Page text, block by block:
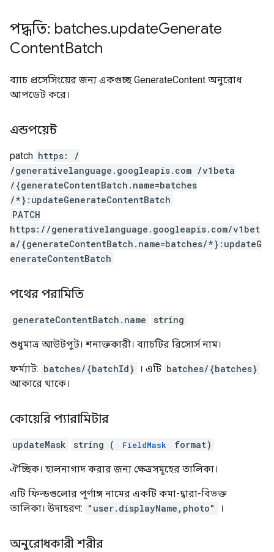
পদ্ধতি: batches.updateGenerate
ContentBatch
ব্যাচ প্রসেসিংয়ের জন্য একগুচ্ছ GenerateContent অনুরোধ
আপডেট করে।
এন্ডপয়েন্ট
patch https: /
/generativelanguage.googleapis.com /v1beta
/{generateContentBatch.name=batches
/*}:updateGenerateContentBatch
PATCH
https://generativelanguage.googleapis.com/v1bet
a/{generateContentBatch.name=batches/*}:updateG
enerateContentBatch
পথের পরামিতি
generateContentBatch.name string
শুধুমাত্র আউটপুট। শনাক্তকারী। ব্যাচটির রিসোর্স নাম।
ফর্ম্যাট: batches/{batchId} । এটি batches/{batches}
আকারে থাকে।
কোয়েরি প্যারামিটার
updateMask string ( FieldMask format)
ঐচ্ছিক। হালনাগাদ করার জন্য ক্ষেত্রসমূহের তালিকা।
এটি ফিল্ডগুলোর পূর্ণাঙ্গ নামের একটি কমা-দ্বারা-বিভক্ত
তালিকা। উদাহরণ: "user.displayName,photo" ।
অনুরোধকারী শরীর